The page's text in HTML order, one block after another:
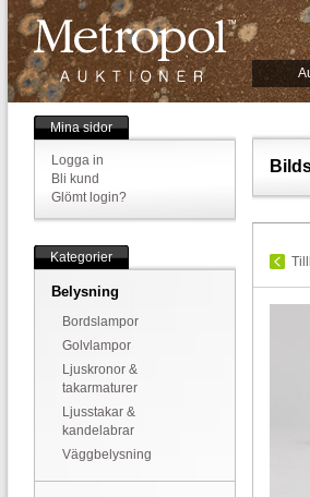
Mina sidor
Logga in
Bli kund
Glömt login?
Kategorier
Belysning
Bordslampor
Golvlampor
Ljuskronor &
takarmaturer
Ljusstakar &
kandelabrar
Väggbelysning